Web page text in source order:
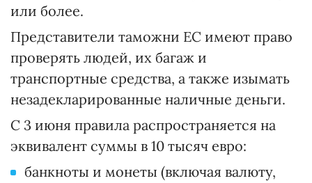
или более.
Представители таможни ЕС имеют право
проверять людей, их багаж и
транспортные средства, а также изымать
незадекларированные наличные деньги.
С 3 июня правила распространяется на
эквивалент суммы в 10 тысяч евро:
банкноты и монеты (включая валюту,